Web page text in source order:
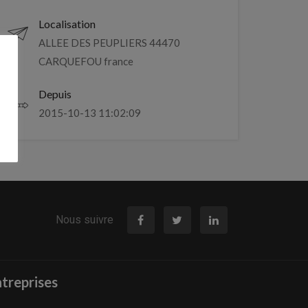
Localisation
ALLEE DES PEUPLIERS 44470
CARQUEFOU france
Depuis
2015-10-13 11:02:09
Nous suivre